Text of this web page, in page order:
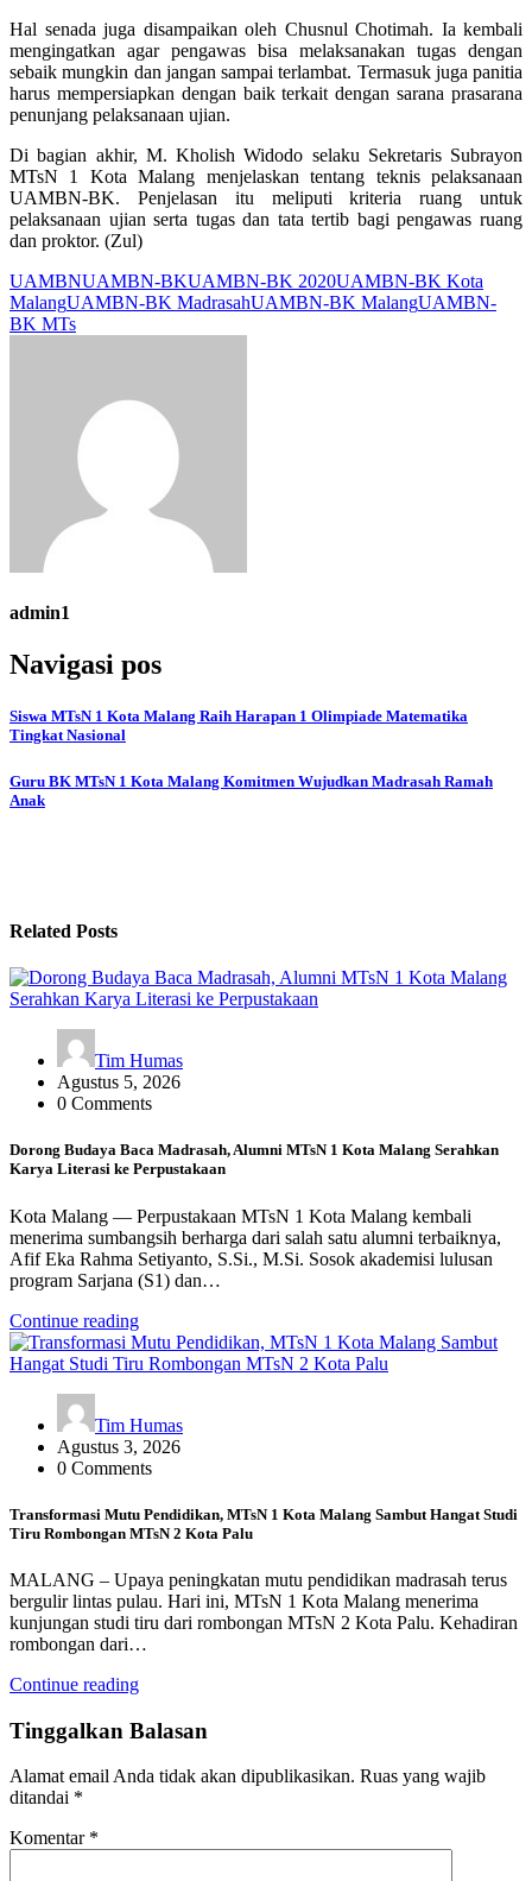
Hal senada juga disampaikan oleh Chusnul Chotimah. Ia kembali
mengingatkan agar pengawas bisa melaksanakan tugas dengan
sebaik mungkin dan jangan sampai terlambat. Termasuk juga panitia
harus mempersiapkan dengan baik terkait dengan sarana prasarana
penunjang pelaksanaan ujian.
Di bagian akhir, M. Kholish Widodo selaku Sekretaris Subrayon
MTsN 1 Kota Malang menjelaskan tentang teknis pelaksanaan
UAMBN-BK. Penjelasan itu meliputi kriteria ruang untuk
pelaksanaan ujian serta tugas dan tata tertib bagi pengawas ruang
dan proktor. (Zul)
UAMBNUAMBN-BKUAMBN-BK 2020UAMBN-BK Kota
MalangUAMBN-BK MadrasahUAMBN-BK MalangUAMBN-
BK MTs
admin1
Navigasi pos
Siswa MTsN 1 Kota Malang Raih Harapan 1 Olimpiade Matematika
Tingkat Nasional
Guru BK MTsN 1 Kota Malang Komitmen Wujudkan Madrasah Ramah
Anak
Related Posts
Tim Humas
Agustus 5, 2026
0 Comments
Dorong Budaya Baca Madrasah, Alumni MTsN 1 Kota Malang Serahkan
Karya Literasi ke Perpustakaan
Kota Malang — Perpustakaan MTsN 1 Kota Malang kembali
menerima sumbangsih berharga dari salah satu alumni terbaiknya,
Afif Eka Rahma Setiyanto, S.Si., M.Si. Sosok akademisi lulusan
program Sarjana (S1) dan…
Continue reading
Tim Humas
Agustus 3, 2026
0 Comments
Transformasi Mutu Pendidikan, MTsN 1 Kota Malang Sambut Hangat Studi
Tiru Rombongan MTsN 2 Kota Palu
MALANG – Upaya peningkatan mutu pendidikan madrasah terus
bergulir lintas pulau. Hari ini, MTsN 1 Kota Malang menerima
kunjungan studi tiru dari rombongan MTsN 2 Kota Palu. Kehadiran
rombongan dari…
Continue reading
Tinggalkan Balasan
Alamat email Anda tidak akan dipublikasikan. Ruas yang wajib
ditandai *
Komentar *